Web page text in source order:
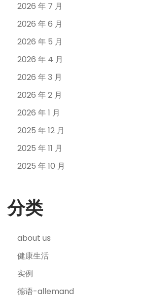
2026 年 7 月
2026 年 6 月
2026 年 5 月
2026 年 4 月
2026 年 3 月
2026 年 2 月
2026 年 1 月
2025 年 12 月
2025 年 11 月
2025 年 10 月
分类
about us
健康生活
实例
德语-allemand